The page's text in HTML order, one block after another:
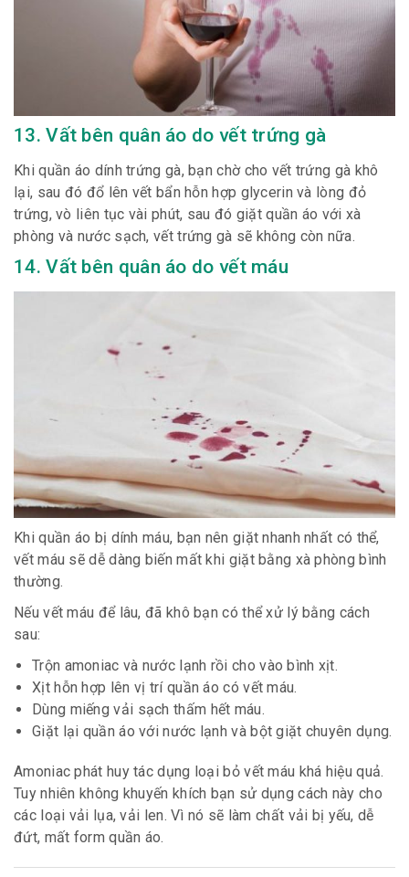
13. Vất bên quân áo do vết trứng gà
Khi quần áo dính trứng gà, bạn chờ cho vết trứng gà khô
lại, sau đó đổ lên vết bẩn hỗn hợp glycerin và lòng đỏ
trứng, vò liên tục vài phút, sau đó giặt quần áo với xà
phòng và nước sạch, vết trứng gà sẽ không còn nữa.
14. Vất bên quân áo do vết máu
Khi quần áo bị dính máu, bạn nên giặt nhanh nhất có thể,
vết máu sẽ dễ dàng biến mất khi giặt bằng xà phòng bình
thường.
Nếu vết máu để lâu, đã khô bạn có thể xử lý bằng cách
sau:
Trộn amoniac và nước lạnh rồi cho vào bình xịt.
Xịt hỗn hợp lên vị trí quần áo có vết máu.
Dùng miếng vải sạch thấm hết máu.
Giặt lại quần áo với nước lạnh và bột giặt chuyên dụng.
Amoniac phát huy tác dụng loại bỏ vết máu khá hiệu quả.
Tuy nhiên không khuyến khích bạn sử dụng cách này cho
các loại vải lụa, vải len. Vì nó sẽ làm chất vải bị yếu, dễ
đứt, mất form quần áo.